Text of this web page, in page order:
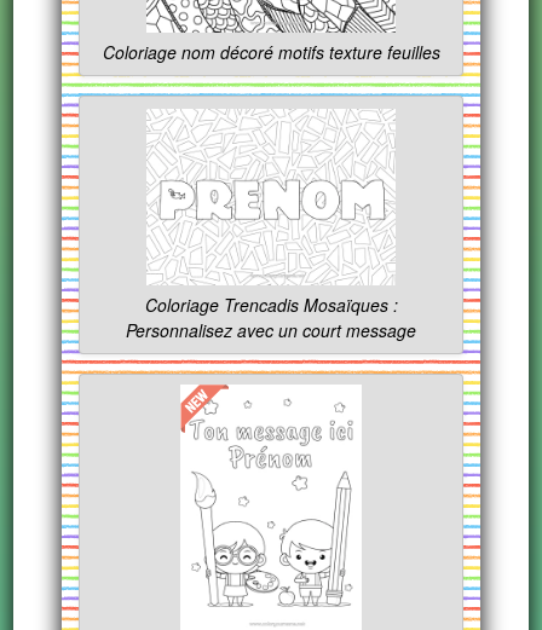
Coloriage nom décoré motifs texture feuilles
Coloriage Trencadis Mosaïques :
Personnalisez avec un court message